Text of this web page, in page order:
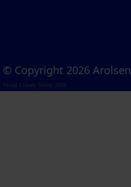
© Copyright 2026
Visual Library Server 2026